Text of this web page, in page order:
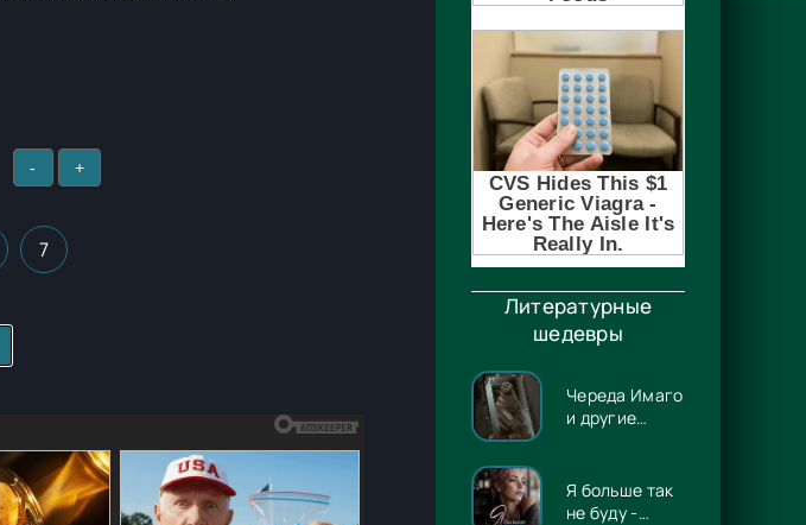
Литературные
шедевры
Череда Имаго
и другие
Я больше так
не буду -
- +
7